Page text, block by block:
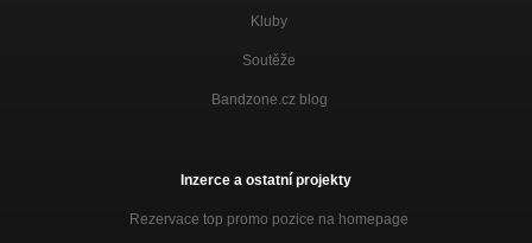
Kluby
Soutěže
Bandzone.cz blog
Inzerce a ostatní projekty
Rezervace top promo pozice na homepage